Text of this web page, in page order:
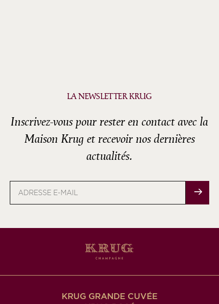
LA NEWSLETTER KRUG
Inscrivez-vous pour rester en contact avec la
Maison Krug et recevoir nos dernières
actualités.
KRUG GRANDE CUVÉE